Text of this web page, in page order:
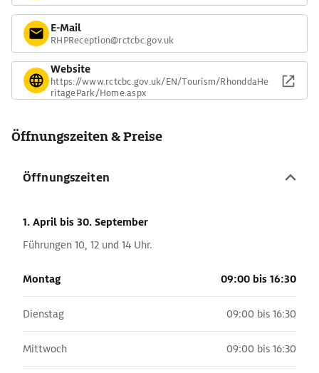
E-Mail
RHPReception@rctcbc.gov.uk
Website
https://www.rctcbc.gov.uk/EN/Tourism/RhonddaHe
ritagePark/Home.aspx
Öffnungszeiten & Preise
Öffnungszeiten
1. April bis 30. September
Führungen 10, 12 und 14 Uhr.
Montag 09:00 bis 16:30
Dienstag 09:00 bis 16:30
Mittwoch 09:00 bis 16:30